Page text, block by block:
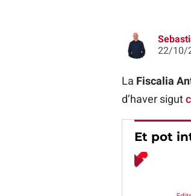
22/10/
La Fiscalia
d’haver sigut
Et pot